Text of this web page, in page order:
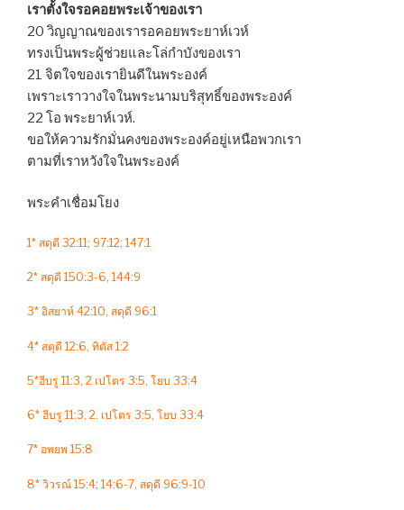
เราตั้งใจรอคอยพระเจ้าของเรา
20 วิญญาณของเรารอคอยพระยาห์เวห์
ทรงเป็นพระผู้ช่วยและโล่กำบังของเรา
21 จิตใจของเรายินดีในพระองค์
เพราะเราวางใจในพระนามบริสุทธิ์ของพระองค์
22 โอ พระยาห์เวห์.
ขอให้ความรักมั่นคงของพระองค์อยู่เหนือพวกเรา
ตามที่เราหวังใจในพระองค์
พระคำเชื่อมโยง
1* สดุดี 32:11; 97:12; 147:1
2* สดุดี 150:3-6, 144:9
3* อิสยาห์ 42:10, สดุดี 96:1
4* สดุดี 12:6, ทิตัส 1:2
5*ฮีบรู 11:3, 2 เปโตร 3:5, โยบ 33:4
6* ฮีบรู 11:3, 2. เปโตร 3:5, โยบ 33:4
7* อพยพ 15:8
8* วิวรณ์ 15:4; 14:6-7, สดุดี 96:9-10